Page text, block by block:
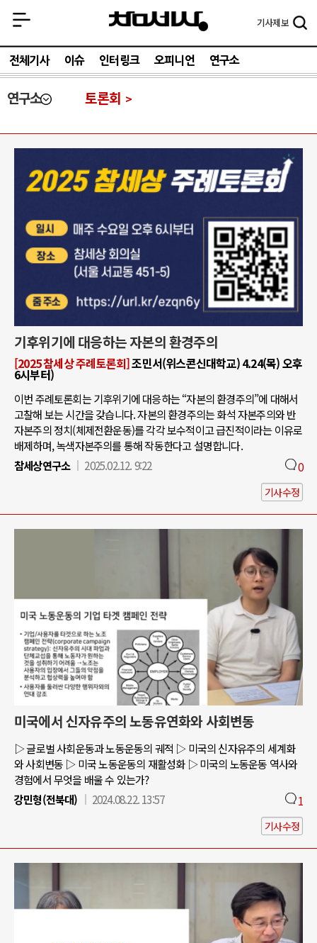
기사제보
전체기사 이슈 인터링크 오피니언 연구소
연구소 토론회
기후위기에 대응하는 자본의 환경주의
[2025 참세상 주례토론회]조민서(위스콘신대학교) 4.24(목) 오후
6시부터)
이번 주례토론회는 기후위기에 대응하는 “자본의 환경주의”에 대해서
고찰해 보는 시간을 갖습니다. 자본의 환경주의는 화석 자본주의와 반
자본주의 정치(체제전환운동)를 각각 보수적이고 급진적이라는 이유로
배제하며, 녹색자본주의를 통해 작동한다고 설명합니다.
참세상연구소
2025.02.12. 9:22 0
기사수정
미국에서 신자유주의 노동유연화와 사회변동
▷ 글로벌 사회운동과 노동운동의 궤적 ▷ 미국의 신자유주의 세계화
와 사회변동 ▷ 미국 노동운동의 재활성화 ▷ 미국의 노동운동 역사와
경험에서 무엇을 배울 수 있는가?
강민형(전북대)
2024.08.22. 13:57 1
기사수정